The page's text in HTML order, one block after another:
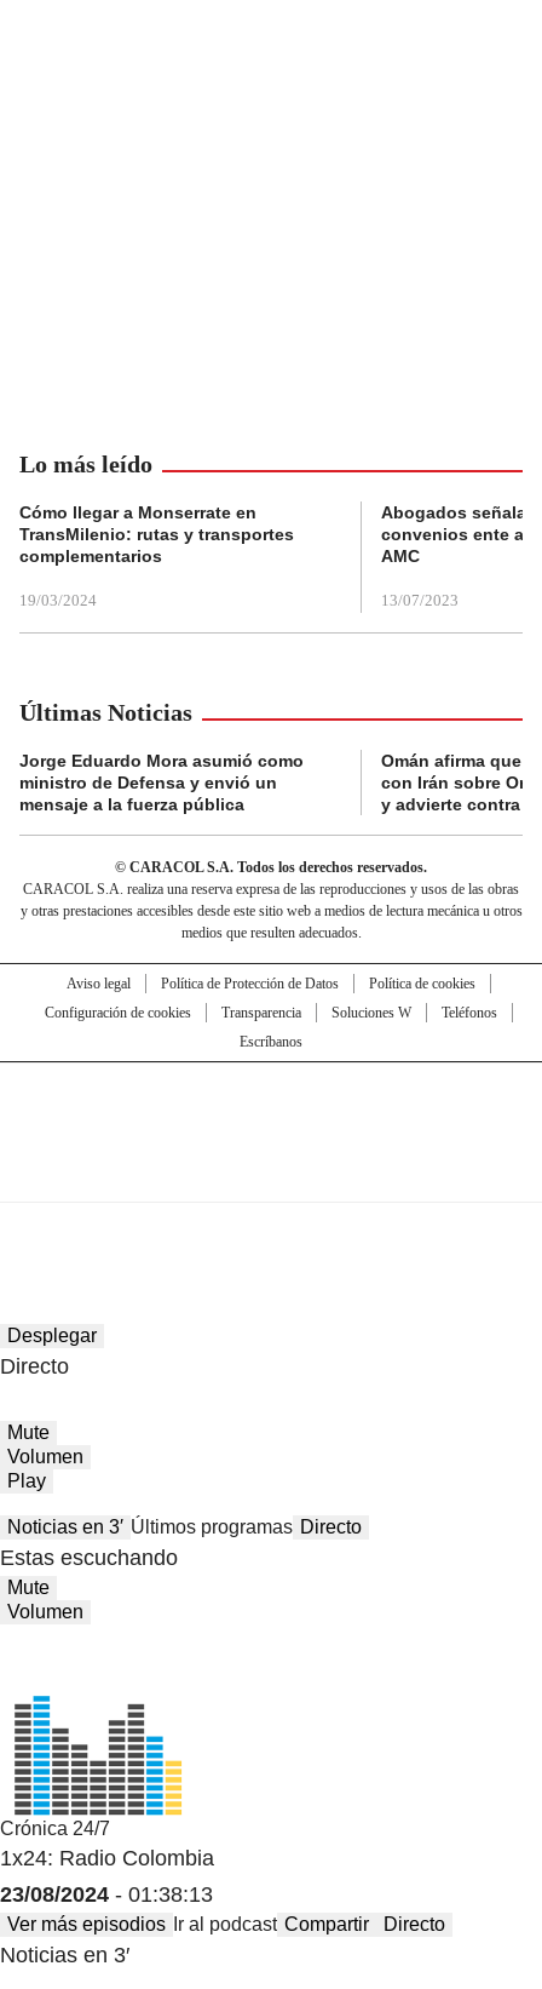
Lo más leído
Cómo llegar a Monserrate en
TransMilenio: rutas y transportes
complementarios
19/03/2024
Abogados
convenios ente
AMC
13/07/2023
Últimas Noticias
Jorge Eduardo Mora asumió como
ministro de Defensa y envió un
mensaje a la fuerza pública
Omán afirma que
con Irán sobre
y advierte contra
© CARACOL S.A. Todos los derechos reservados.
CARACOL S.A. realiza una reserva expresa de las reproducciones y usos de las obras
y otras prestaciones accesibles desde este sitio web a medios de lectura mecánica u otros
medios que resulten adecuados.
Aviso legal Política de Protección de Datos
Política de cookies
Configuración de cookies
Transparencia Soluciones W
Teléfonos
Escríbanos
Desplegar
Directo
Mute
Volumen
Play
Noticias en 3′ Últimos programas Directo
Estas escuchando
Mute
Volumen
Crónica 24/7
1x24: Radio Colombia
23/08/2024 - 01:38:13
Ver más episodios Ir al podcast Compartir Directo
Noticias en 3′